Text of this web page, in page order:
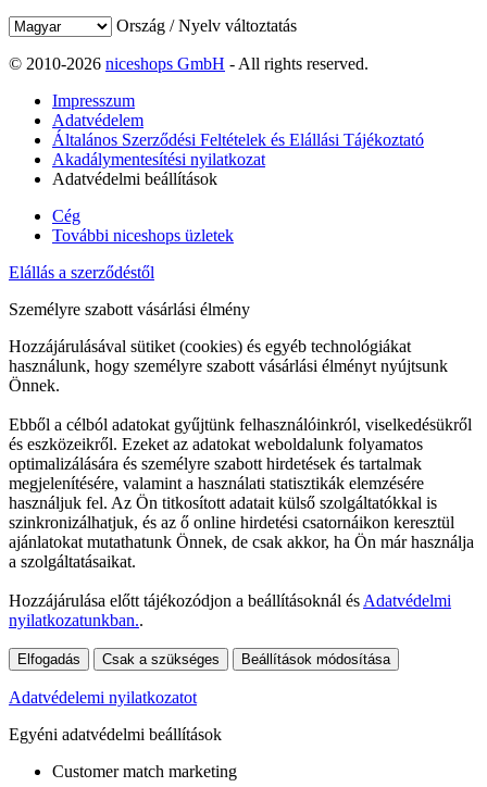
Ország / Nyelv változtatás
© 2010-2026 niceshops GmbH - All rights reserved.
Impresszum
Adatvédelem
Általános Szerződési Feltételek és Elállási Tájékoztató
Akadálymentesítési nyilatkozat
Adatvédelmi beállítások
Cég
További niceshops üzletek
Elállás a szerződéstől
Személyre szabott vásárlási élmény
Hozzájárulásával sütiket (cookies) és egyéb technológiákat
használunk, hogy személyre szabott vásárlási élményt nyújtsunk
Önnek.
Ebből a célból adatokat gyűjtünk felhasználóinkról, viselkedésükről
és eszközeikről. Ezeket az adatokat weboldalunk folyamatos
optimalizálására és személyre szabott hirdetések és tartalmak
megjelenítésére, valamint a használati statisztikák elemzésére
használjuk fel. Az Ön titkosított adatait külső szolgáltatókkal is
szinkronizálhatjuk, és az ő online hirdetési csatornáikon keresztül
ajánlatokat mutathatunk Önnek, de csak akkor, ha Ön már használja
a szolgáltatásaikat.
Hozzájárulása előtt tájékozódjon a beállításoknál és Adatvédelmi
nyilatkozatunkban..
Elfogadás Csak a szükséges Beállítások módosítása
Adatvédelemi nyilatkozatot
Egyéni adatvédelmi beállítások
Customer match marketing